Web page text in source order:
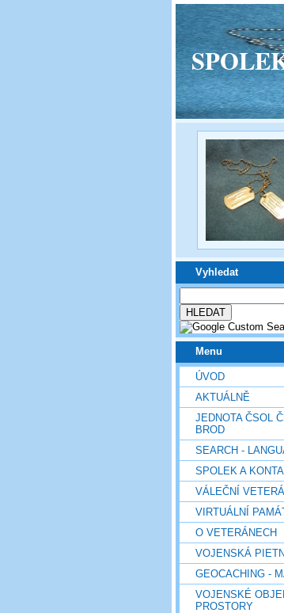
Vyhledat
Menu
ÚVOD
AKTUÁLNĚ
JEDNOTA ČSOL
BROD
SEARCH -
SPOLEK A
VÁLEČNÍ
VIRTUÁLNÍ
O VETERÁNECH
VOJENSKÁ
GEOCACHING -
VOJENSKÉ
PROSTORY